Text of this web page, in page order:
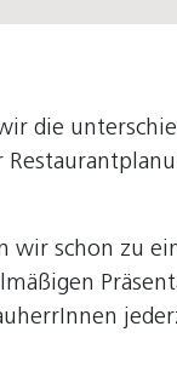
die
wir schon zu